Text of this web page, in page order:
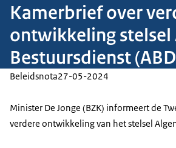
Kamerbrief over
ontwikkeling stelsel
Bestuursdienst
Beleidsnota27-05-2024
Minister De Jonge (BZK) informeert de
verdere ontwikkeling van het stelsel